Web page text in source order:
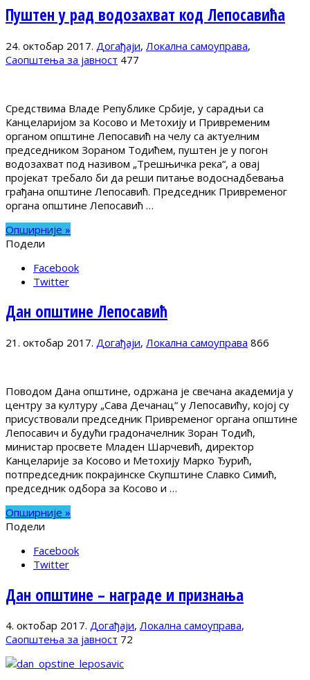
Пуштен у рад водозахват код Лепосавића
24. октобар 2017. Догађаји, Локална самоуправа,
Саопштења за јавност 477
Средствима Владе Републике Србије, у сарадњи са
Канцеларијом за Косово и Метохију и Привременим
органом општине Лепосавић на челу са актуелним
председником Зораном Тодићем, пуштен је у погон
водозахват под називом „Трешњичка река“, а овај
пројекат требало би да реши питање водоснадбевања
грађана општине Лепосавић. Председник Привременог
органа општине Лепосавић …
Опширније »
Подели
Facebook
Twitter
Дан општине Лепосавић
21. октобар 2017. Догађаји, Локална самоуправа 866
Поводом Дана општине, одржана је свечана академија у
центру за културу „Сава Дечанац“ у Лепосавићу, којој су
присуствовали председник Привременог органа општине
Лепосавич и будући градоначелник Зоран Тодић,
министар просвете Младен Шарчевић, директор
Канцеларије за Косово и Метохију Марко Ђурић,
потпредседник покрајинске Скупштине Славко Симић,
председник одбора за Косово и …
Опширније »
Подели
Facebook
Twitter
Дан општине – награде и признања
4. октобар 2017. Догађаји, Локална самоуправа,
Саопштења за јавност 72